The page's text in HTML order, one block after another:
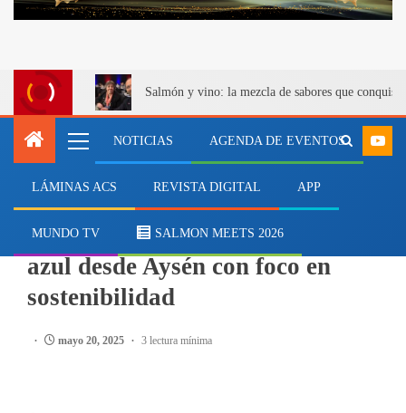
Salmón y vino: la mezcla de sabores que
NOTICIAS AGENDA DE EVENTOS
LÁMINAS ACS REVISTA DIGITAL APP
MUNDO TV SALMON MEETS 2026
SalmonChile impulsa economía
azul desde Aysén con foco en
sostenibilidad
mayo 20, 2025 3 lectura mínima